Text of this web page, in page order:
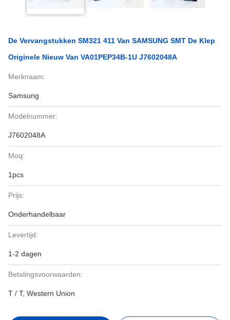
De Vervangstukken SM321 411 Van SAMSUNG SMT De Klep
Originele Nieuw Van VA01PEP34B-1U J7602048A
Merknaam:
Samsung
Modelnummer:
J7602048A
Moq:
1pcs
Prijs:
Onderhandelbaar
Levertijd:
1-2 dagen
Betalingsvoorwaarden:
T / T, Western Union